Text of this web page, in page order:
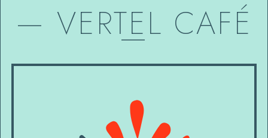
— VERTEL CAFÉ
—